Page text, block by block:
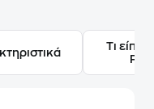
Τι